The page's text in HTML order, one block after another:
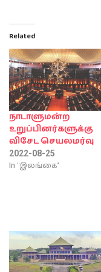
Related
நாடாளுமன்ற
உறுப்பினர்களுக்கு
விசேட செயலமர்வு
2022-08-25
In "இலங்கை"